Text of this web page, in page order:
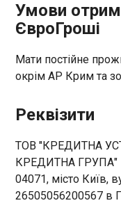
Умови
ЄвроГроші
Мати постійне
окрім АР Крим та
Реквізити
ТОВ "КРЕДИТНА
КРЕДИТНА ГРУПА"
04071, місто Київ,
26505056200567